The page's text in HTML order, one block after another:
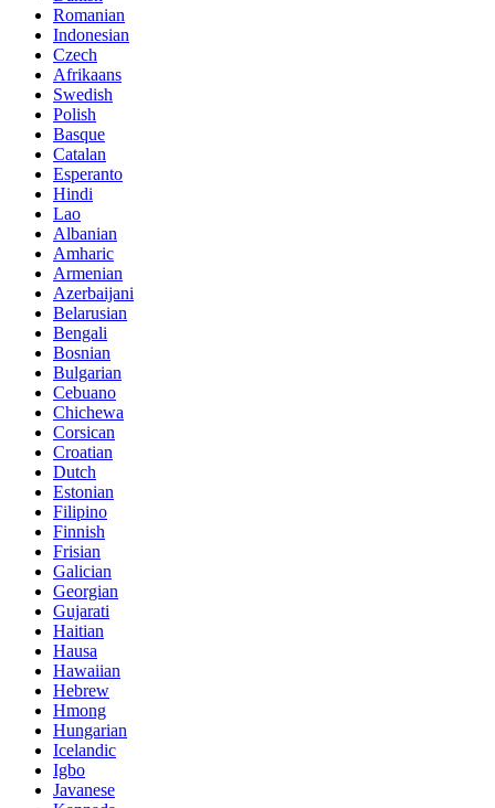
Romanian
Indonesian
Czech
Afrikaans
Swedish
Polish
Basque
Catalan
Esperanto
Hindi
Lao
Albanian
Amharic
Armenian
Azerbaijani
Belarusian
Bengali
Bosnian
Bulgarian
Cebuano
Chichewa
Corsican
Croatian
Dutch
Estonian
Filipino
Finnish
Frisian
Galician
Georgian
Gujarati
Haitian
Hausa
Hawaiian
Hebrew
Hmong
Hungarian
Icelandic
Igbo
Javanese